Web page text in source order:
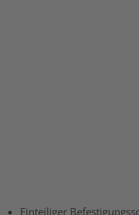
Einteiliger